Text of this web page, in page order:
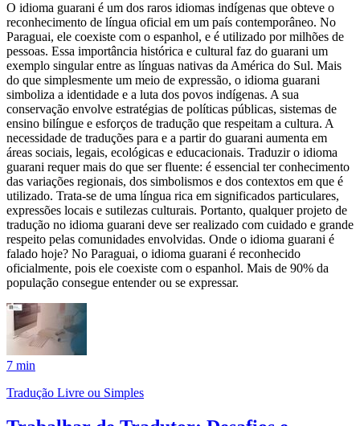
O idioma guarani é um dos raros idiomas indígenas que obteve o
reconhecimento de língua oficial em um país contemporâneo. No
Paraguai, ele coexiste com o espanhol, e é utilizado por milhões de
pessoas. Essa importância histórica e cultural faz do guarani um
exemplo singular entre as línguas nativas da América do Sul. Mais
do que simplesmente um meio de expressão, o idioma guarani
simboliza a identidade e a luta dos povos indígenas. A sua
conservação envolve estratégias de políticas públicas, sistemas de
ensino bilíngue e esforços de tradução que respeitam a cultura. A
necessidade de traduções para e a partir do guarani aumenta em
áreas sociais, legais, ecológicas e educacionais. Traduzir o idioma
guarani requer mais do que ser fluente: é essencial ter conhecimento
das variações regionais, dos simbolismos e dos contextos em que é
utilizado. Trata-se de uma língua rica em significados particulares,
expressões locais e sutilezas culturais. Portanto, qualquer projeto de
tradução no idioma guarani deve ser realizado com cuidado e grande
respeito pelas comunidades envolvidas. Onde o idioma guarani é
falado hoje? No Paraguai, o idioma guarani é reconhecido
oficialmente, pois ele coexiste com o espanhol. Mais de 90% da
população consegue entender ou se expressar.
7 min
Tradução Livre ou Simples